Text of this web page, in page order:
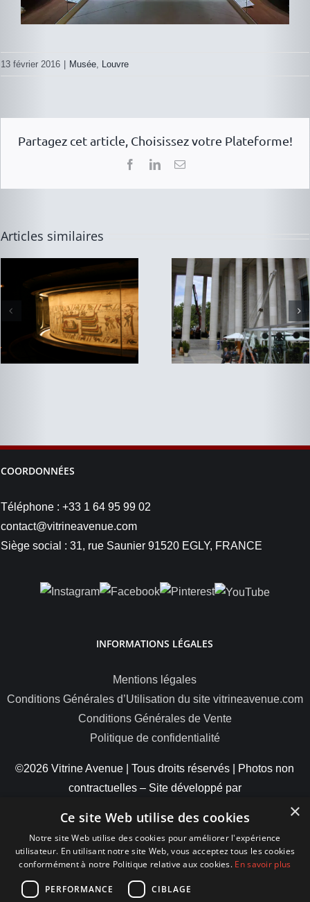
13 février 2016 Musée, Louvre
Partagez cet article, Choisissez votre Plateforme!
FacebookLinkedInEmail
Articles similaires
installation vitrage
COORDONNÉES
Téléphone : +33 1 64 95 99 02
contact@vitrineavenue.com
Siège social : 31, rue Saunier 91520 EGLY, FRANCE
INFORMATIONS LÉGALES
Mentions légales
Conditions Générales d’Utilisation du site vitrineavenue.com
Conditions Générales de Vente
Politique de confidentialité
©2026 Vitrine Avenue | Tous droits réservés | Photos non
contractuelles – Site développé par
MODES DE PAIEMENT
×
Ce site Web utilise des cookies
Notre site Web utilise des cookies pour améliorer l'expérience
utilisateur. En utilisant notre site Web, vous acceptez tous les cookies
conformément à notre Politique relative aux cookies. En savoir plus
PERFORMANCE CIBLAGE